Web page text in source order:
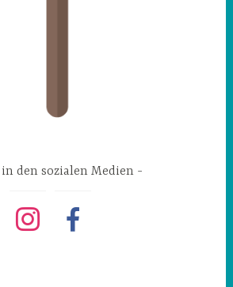
den sozialen Medien
instagram facebook